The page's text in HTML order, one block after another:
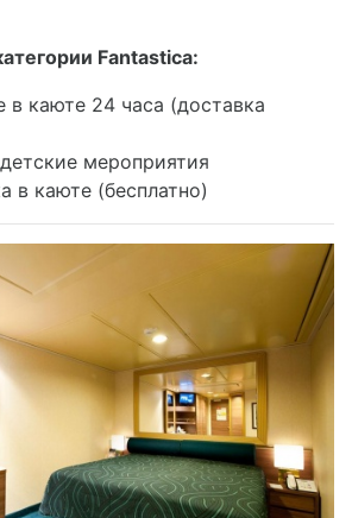
Fantastica:
в каюте 24 часа (доставка
мероприятия
в каюте (бесплатно)